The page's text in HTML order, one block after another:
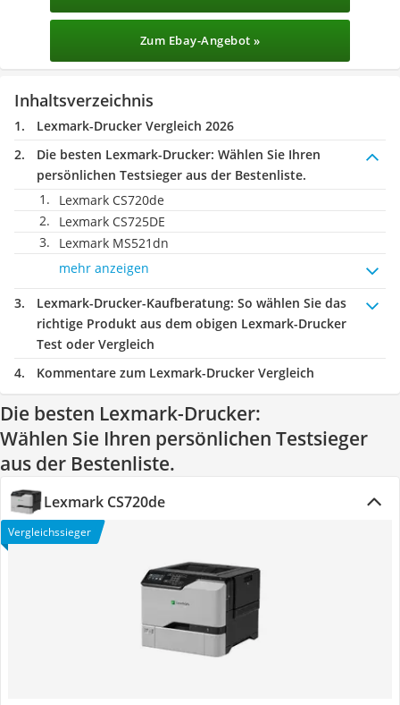
Zum Ebay-Angebot »
Inhaltsverzeichnis
Lexmark-Drucker Vergleich 2026
Die besten Lexmark-Drucker: Wählen Sie Ihren
persönlichen Testsieger aus der Bestenliste.
Lexmark CS720de
Lexmark CS725DE
Lexmark MS521dn
mehr anzeigen
Lexmark-Drucker-Kaufberatung: So wählen Sie das
richtige Produkt aus dem obigen Lexmark-Drucker
Test oder Vergleich
Kommentare zum Lexmark-Drucker Vergleich
Die besten Lexmark-Drucker:
Wählen Sie Ihren persönlichen Testsieger
aus der Bestenliste.
Lexmark CS720de
Vergleichssieger